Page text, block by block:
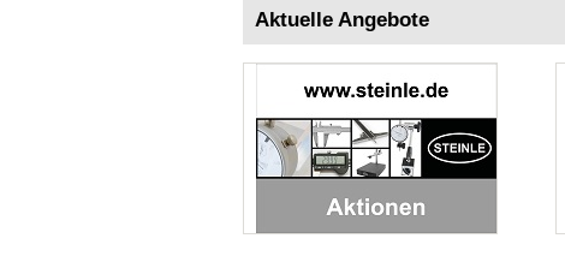
Aktuelle Angebote